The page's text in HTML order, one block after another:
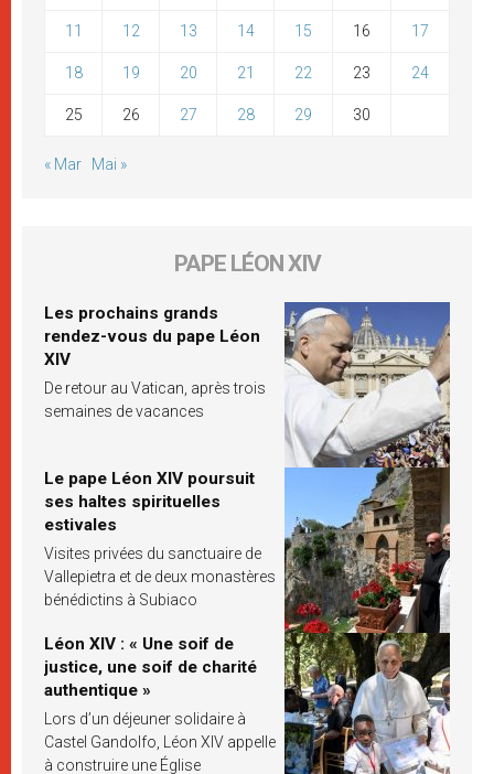
11 12 13 14 15 16 17
18 19 20 21 22 23 24
25 26 27 28 29 30
« Mar Mai »
PAPE LÉON XIV
Les prochains grands
rendez-vous du pape Léon
XIV
De retour au Vatican, après trois
semaines de vacances
Le pape Léon XIV poursuit
ses haltes spirituelles
estivales
Visites privées du sanctuaire de
Vallepietra et de deux monastères
bénédictins à Subiaco
Léon XIV : « Une soif de
justice, une soif de charité
authentique »
Lors d’un déjeuner solidaire à
Castel Gandolfo, Léon XIV appelle
à construire une Église